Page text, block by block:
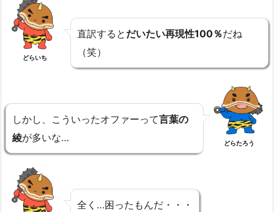
どらいち
直訳すると だいたい再現性100％だね
（笑）
しかし、こういったオファーって言葉の
綾が多いな… どらたろう
全く…困ったもんだ・・・